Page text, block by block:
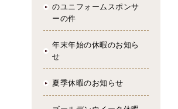
のユニフォームスポンサ
ーの件
年末年始の休暇のお知ら
せ
夏季休暇のお知らせ